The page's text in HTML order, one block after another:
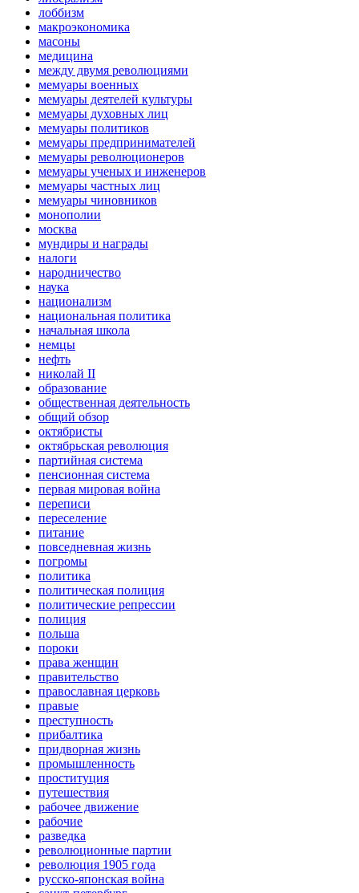
лоббизм
макроэкономика
масоны
медицина
между двумя революциями
мемуары военных
мемуары деятелей культуры
мемуары духовных лиц
мемуары политиков
мемуары предпринимателей
мемуары революционеров
мемуары ученых и инженеров
мемуары частных лиц
мемуары чиновников
монополии
москва
мундиры и награды
налоги
народничество
наука
национализм
национальная политика
начальная школа
немцы
нефть
николай II
образование
общественная деятельность
общий обзор
октябристы
октябрьская революция
партийная система
пенсионная система
первая мировая война
переписи
переселение
питание
повседневная жизнь
погромы
политика
политическая полиция
политические репрессии
полиция
польша
пороки
права женщин
правительство
православная церковь
правые
преступность
прибалтика
придворная жизнь
промышленность
проституция
путешествия
рабочее движение
рабочие
разведка
революционные партии
революция 1905 года
русско-японская война